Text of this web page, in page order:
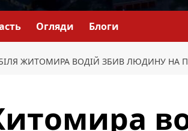
Огляди Блоги
ЖИТОМИРА ВОДІЙ ЗБИВ ЛЮДИНУ НА